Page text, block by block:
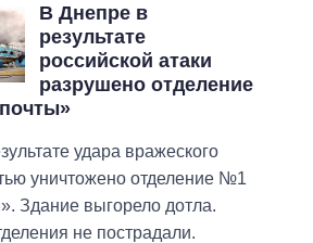
В Днепре в
результате
российской атаки
разрушено отделение
удара вражеского
уничтожено отделение №1
Здание выгорело дотла.
не пострадали.